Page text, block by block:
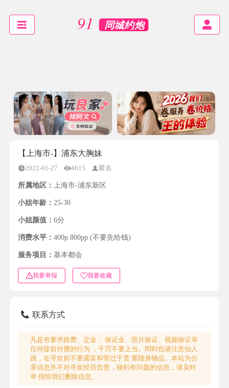
【上海市-】浦东大胸妹
2022-01-27 4615 匿名
所属地区： 上海市-浦东新区
小姐年龄： 25-30
小姐颜值： 6分
消费水平： 400p 800pp (不要先给钱)
服务项目： 基本都会
我要举报 我要收藏
联系方式
凡是有要求路费、定金 、保证金、照片验证、视频验证等
任何提前付费的行为 ，千万不要上当。同时也请注意仙人
跳，在寻欢前不要露富和带过于贵 重随身物品。本站为分
享信息并不对寻欢经历负责，碰到有问题的信息，请及时
举 报给我们删除信息。